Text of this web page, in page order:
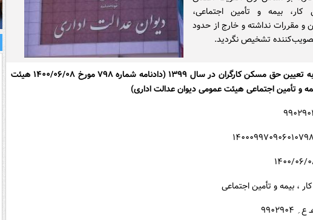
بیمه و تأمین اجتماعی،
و مقررات نداشته و خارج از حدود
تشخیص نگردید.
عدم ابطال مصوبه تعیین حق مسکن کارگران در سال ۱۳۹۹ (دادنامه شماره ۷۹۸ مورخ ۱۴۰۰/۰۶/۰۸ هیئت
و تأمین اجتماعی هیئت عمومی دیوان عدالت اداری)
، بیمه و تأمین اجتماعی